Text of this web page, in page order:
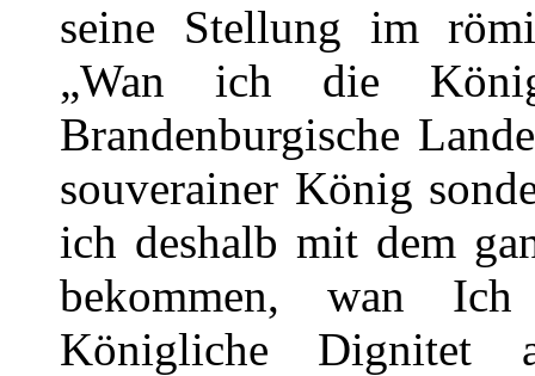
seine Stellung im
„Wan ich die
Brandenburgische
souverainer König
ich deshalb mit dem
bekommen, wan
Königliche